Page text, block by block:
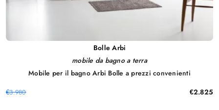
Bolle Arbi
mobile da bagno a terra
Mobile per il bagno Arbi Bolle a prezzi convenienti
€3.980 €2.825